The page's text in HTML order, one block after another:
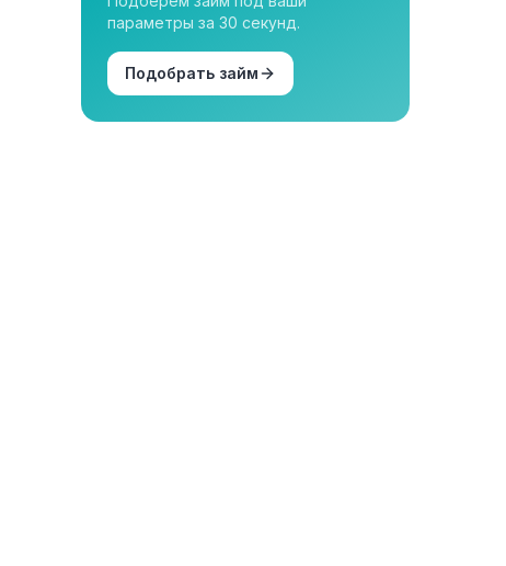
параметры за 30 секунд.
Подобрать займ